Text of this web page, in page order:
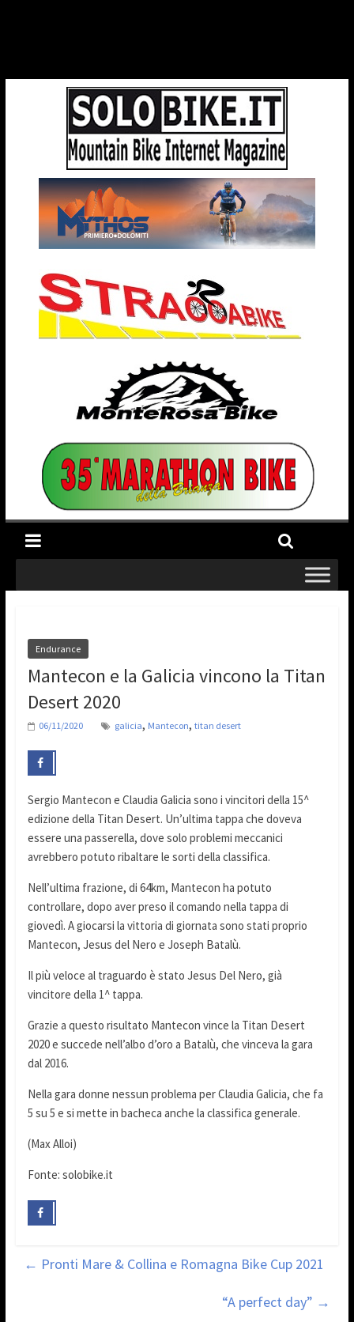
Endurance
Mantecon e la Galicia vincono la Titan
Desert 2020
06/11/2020 galicia, Mantecon, titan desert
Sergio Mantecon e Claudia Galicia sono i vincitori della 15^
edizione della Titan Desert. Un’ultima tappa che doveva
essere una passerella, dove solo problemi meccanici
avrebbero potuto ribaltare le sorti della classifica.
Nell’ultima frazione, di 64km, Mantecon ha potuto
controllare, dopo aver preso il comando nella tappa di
giovedì. A giocarsi la vittoria di giornata sono stati proprio
Mantecon, Jesus del Nero e Joseph Batalù.
Il più veloce al traguardo è stato Jesus Del Nero, già
vincitore della 1^ tappa.
Grazie a questo risultato Mantecon vince la Titan Desert
2020 e succede nell’albo d’oro a Batalù, che vinceva la gara
dal 2016.
Nella gara donne nessun problema per Claudia Galicia, che fa
5 su 5 e si mette in bacheca anche la classifica generale.
(Max Alloi)
Fonte: solobike.it
← Pronti Mare & Collina e Romagna Bike Cup 2021
“A perfect day” →